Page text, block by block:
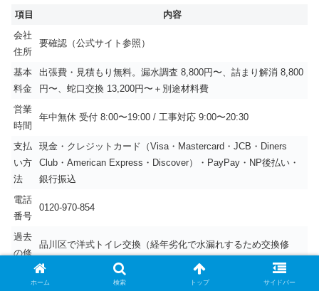
項目
内容
会社
住所
要確認（公式サイト参照）
基本
料金
出張費・見積もり無料。漏水調査 8,800円〜、詰まり解消 8,800
円〜、蛇口交換 13,200円〜＋別途材料費
営業
時間
年中無休 受付 8:00〜19:00 / 工事対応 9:00〜20:30
支払
い方
法
現金・クレジットカード（Visa・Mastercard・JCB・Diners
Club・American Express・Discover）・PayPay・NP後払い・
銀行振込
電話
番号
0120-970-854
過去
の修
品川区で洋式トイレ交換（経年劣化で水漏れするため交換修
繕）／目黒区で経年劣化で水漏れしているトイレを交換して修
繕／杉並区で屋外の桝交換工事で下水詰まり解消
ホーム 検索 トップ サイドバー